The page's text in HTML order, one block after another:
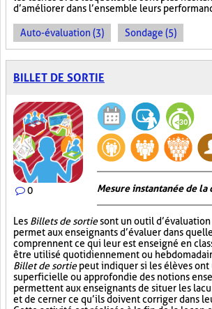
d’améliorer dans l’ensemble leurs
Auto-évaluation (3) Sondage (5)
BILLET DE SORTIE
0 Mesure instantanée de la
Les Billets de sortiesont un outil
permet aux enseignants d’évaluer dans
comprennent ce qui leur est enseigné en
être utilisé quotidiennement ou
Billet de sortiepeut indiquer si les élèves ont
superficielle ou approfondie des notions
permettent aux enseignants de situer les
et de cerner ce qu’ils doivent corriger dans